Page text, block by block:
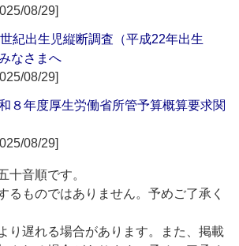
08/29]
紀出生児縦断調査（平成22年出生
なさまへ
08/29]
８年度厚生労働省所管予算概算要求関
08/29]
十音順です。
るものではありません。予めご了承く
り遅れる場合があります。また、掲載